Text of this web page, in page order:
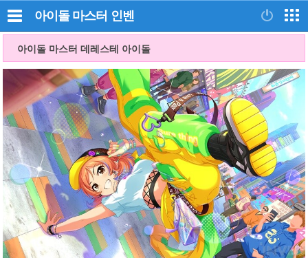
아이돌 마스터 인벤
아이돌 마스터 데레스테 아이돌